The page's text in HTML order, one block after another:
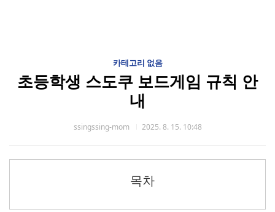
카테고리 없음
초등학생 스도쿠 보드게임 규칙 안
내
ssingssing-mom 2025. 8. 15. 10:48
목차